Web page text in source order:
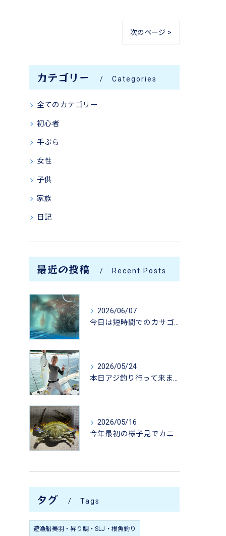
次のページ >
カテゴリー Categories
全てのカテゴリー
初心者
手ぶら
女性
子供
家族
日記
最近の投稿 Recent Posts
2026/06/07
今日は短時間でのカサゴ釣りに行って来ました。
2026/05/24
本日アジ釣り行って来ました。
2026/05/16
今年最初の様子見でカニ掬いにいってきました-
タグ Tags
遊漁船美羽・昇り鯛・SLJ・根魚釣り